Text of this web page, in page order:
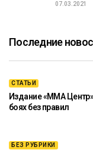
07.03.2021
Последние
СТАТЬИ
Издание «ММА
боях без правил
БЕЗ РУБРИКИ